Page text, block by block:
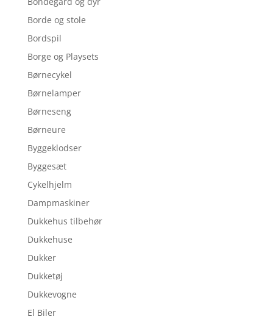
Borde og stole
Bordspil
Borge og Playsets
Børnecykel
Børnelamper
Børneseng
Børneure
Byggeklodser
Byggesæt
Cykelhjelm
Dampmaskiner
Dukkehus tilbehør
Dukkehuse
Dukker
Dukketøj
Dukkevogne
El Biler